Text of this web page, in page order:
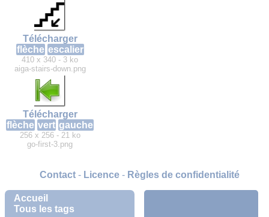
Accueil
Tous les tags
Télécharger
flèche escalier
410 x 340 - 3 ko
aiga-stairs-down.png
Télécharger
flèche vert gauche
256 x 256 - 21 ko
go-first-3.png
Contact- Licence- Règles de confidentialité